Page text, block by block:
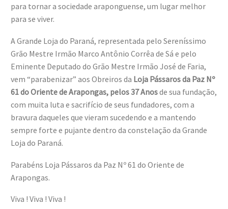
para tornar a sociedade araponguense, um lugar melhor
para se viver.
A Grande Loja do Paraná, representada pelo Sereníssimo
Grão Mestre Irmão Marco Antônio Corrêa de Sá e pelo
Eminente Deputado do Grão Mestre Irmão José de Faria,
vem “parabenizar” aos Obreiros da Loja Pássaros da Paz Nº
61 do Oriente de Arapongas, pelos 37 Anosde sua fundação,
com muita luta e sacrifício de seus fundadores, com a
bravura daqueles que vieram sucedendo e a mantendo
sempre forte e pujante dentro da constelação da Grande
Loja do Paraná.
Parabéns Loja Pássaros da Paz Nº 61 do Oriente de
Arapongas.
Viva ! Viva ! Viva !